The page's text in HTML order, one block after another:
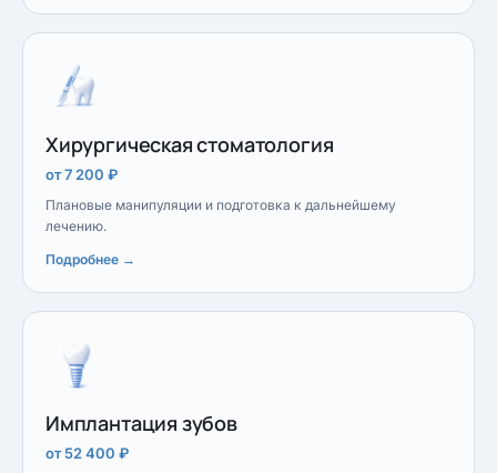
Хирургическая стоматология
от 7 200 ₽
Плановые манипуляции и подготовка к дальнейшему
лечению.
Подробнее →
Имплантация зубов
от 52 400 ₽